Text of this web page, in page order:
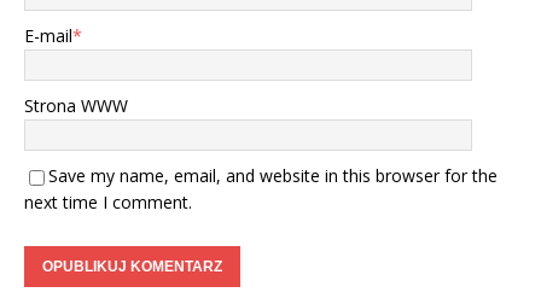
E-mail*
Strona WWW
Save my name, email, and website in this browser for the
next time I comment.